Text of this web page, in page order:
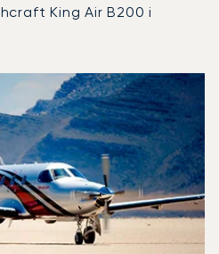
King Air B200 i
samolotu
Miejsca
(węzły)Zasięg (km)